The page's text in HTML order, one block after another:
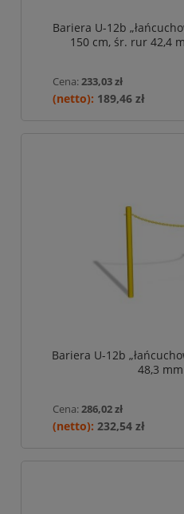
Bariera U-12b
150 cm, śr. rur 42,4
Cena: 233,03 zł
189,46 zł
Bariera U-12b
48,3
Cena: 286,02 zł
232,54 zł